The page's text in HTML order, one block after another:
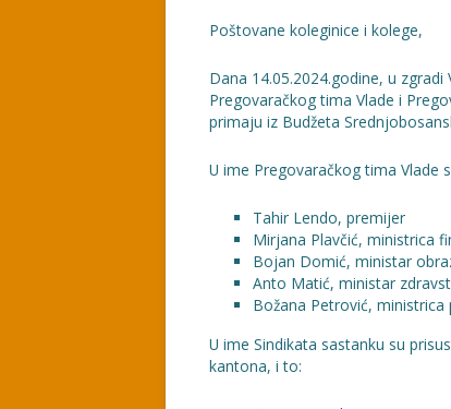
Poštovane koleginice i kolege,
Dana 14.05.2024.godine, u
Pregovaračkog tima Vlade i
primaju iz Budžeta
U ime Pregovaračkog tima Vlade
Tahir Lendo, premijer
Mirjana Plavčić, ministrica
Bojan Domić, ministar
Anto Matić, ministar
Božana Petrović, ministrica
U ime Sindikata sastanku su
kantona, i to: